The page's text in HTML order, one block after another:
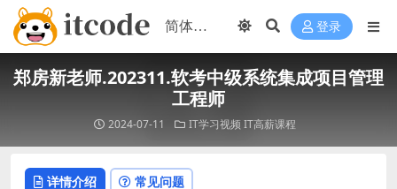
登录
郑房新老师.202311.软考中级系统集成项目管理
工程师
2024-07-11 IT学习视频 IT高薪课程
详情介绍 常见问题